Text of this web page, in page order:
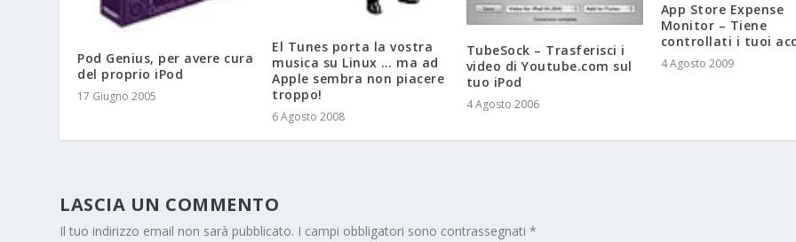
Pod Genius, per avere cura
del proprio iPod
17 Giugno 2005
El Tunes porta la vostra
musica su Linux … ma ad
Apple sembra non piacere
troppo!
6 Agosto 2008
TubeSock – Trasferisci i
video di Youtube.com sul
tuo iPod
4 Agosto 2006
App Store Expense
Monitor – Tiene
controllati i tuoi
4 Agosto 2009
LASCIA UN COMMENTO
Il tuo indirizzo email non sarà pubblicato. I campi obbligatori sono contrassegnati*